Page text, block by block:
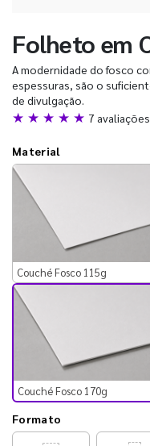
Folheto em
A modernidade do fosco
espessuras, são o
de divulgação.
★ ★ ★ ★ ★ 7 avaliações
Material
Couché Fosco 115g
Couché Fosco 170g
Formato